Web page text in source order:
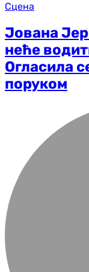
Сцена
Јована
неће
Огласила
поруком